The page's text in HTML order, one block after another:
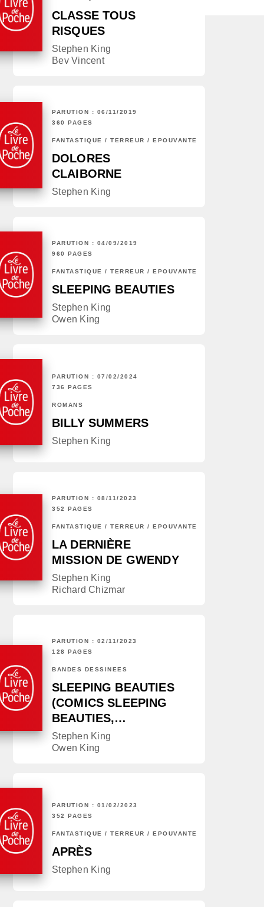
CLASSE TOUS
RISQUES
Stephen King
Bev Vincent
PARUTION : 06/11/2019
360 PAGES
FANTASTIQUE / TERREUR / EPOUVANTE
DOLORES
CLAIBORNE
Stephen King
PARUTION : 04/09/2019
960 PAGES
FANTASTIQUE / TERREUR / EPOUVANTE
SLEEPING BEAUTIES
Stephen King
Owen King
PARUTION : 07/02/2024
736 PAGES
ROMANS
BILLY SUMMERS
Stephen King
PARUTION : 08/11/2023
352 PAGES
FANTASTIQUE / TERREUR / EPOUVANTE
LA DERNIÈRE
MISSION DE GWENDY
Stephen King
Richard Chizmar
PARUTION : 02/11/2023
128 PAGES
BANDES DESSINÉES
SLEEPING BEAUTIES
(COMICS SLEEPING
BEAUTIES,…
Stephen King
Owen King
PARUTION : 01/02/2023
352 PAGES
FANTASTIQUE / TERREUR / EPOUVANTE
APRÈS
Stephen King